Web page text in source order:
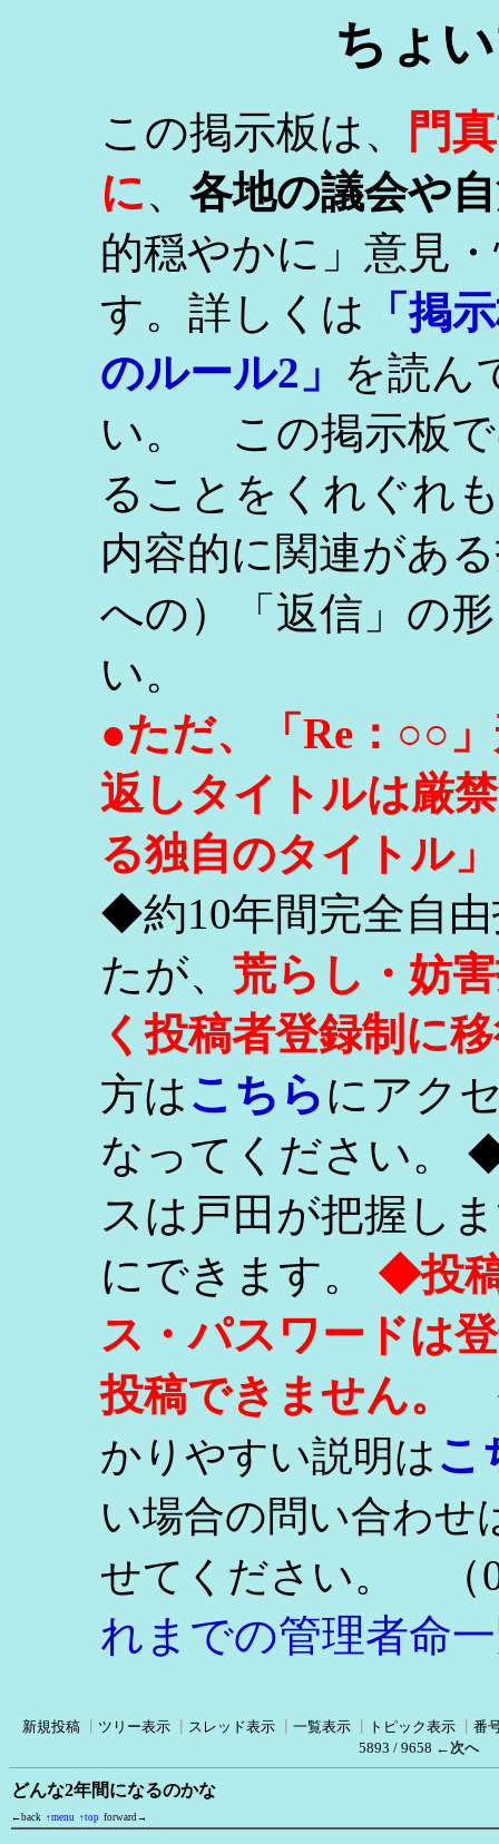
ちょ
この掲示板は、
門
に、 各地の議会や
的穏やかに」意見
す。詳しくは
「掲
のルール2」 を読ん
い。 この掲示板で
ることをくれぐれ
内容的に関連があ
への）「返信」の
い。
●ただ、「Re：○○
返しタイトルは厳
る独自のタイトル
◆約10年間完全自
たが、 荒らし・妨
く投稿者登録制に
方はこちらにアク
なってください。
スは戸田が把握し
にできます。 ◆投
ス・パスワードは
投稿できません。
かりやすい説明はこ
い場合の問い合わせ
せてください。
（
れまでの管理者命
新規投稿 ツリー表示 スレッド表示 一覧表示 トピック表示
番
5893 / 9658 ←次へ
どんな2年間になるのかな
←back ↑menu ↑top forward→